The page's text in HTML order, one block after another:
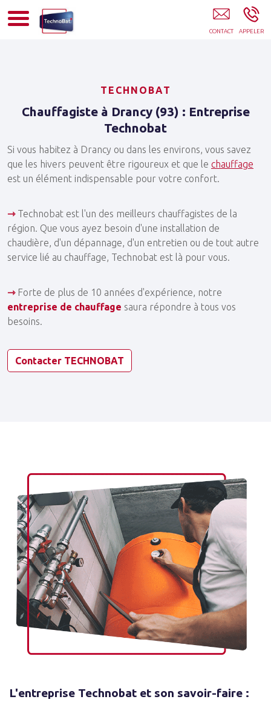
TECHNOBAT
Chauffagiste à Drancy (93) : Entreprise
Technobat
Si vous habitez à Drancy ou dans les environs, vous savez
que les hivers peuvent être rigoureux et que le chauffage
est un élément indispensable pour votre confort.
⇾ Technobat est l'un des meilleurs chauffagistes de la
région. Que vous ayez besoin d'une installation de
chaudière, d'un dépannage, d'un entretien ou de tout autre
service lié au chauffage, Technobat est là pour vous.
⇾Forte de plus de 10 années d'expérience, notre
entreprise de chauffage saura répondre à tous vos
besoins.
Contacter TECHNOBAT
L'entreprise Technobat et son savoir-faire :